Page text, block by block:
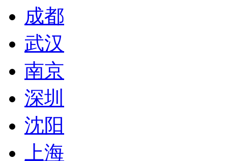
成都
武汉
南京
深圳
沈阳
上海